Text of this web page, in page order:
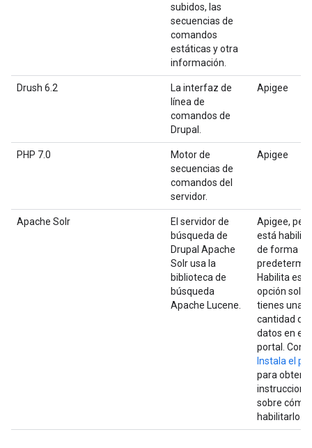
subidos, las
secuencias de
comandos
estáticas y otra
información.
Drush 6.2
La interfaz de
línea de
comandos de
Drupal.
Apigee
PHP 7.0
Motor de
secuencias de
comandos del
servidor.
Apigee
Apache Solr
El servidor de
búsqueda de
Drupal Apache
Solr usa la
biblioteca de
búsqueda
Apache Lucene.
Apigee,
está
de forma
Habilita esta
opción solo
tienes una
cantidad de
datos en el
portal.
Instala el
para
sobre cómo
habilitarlo.